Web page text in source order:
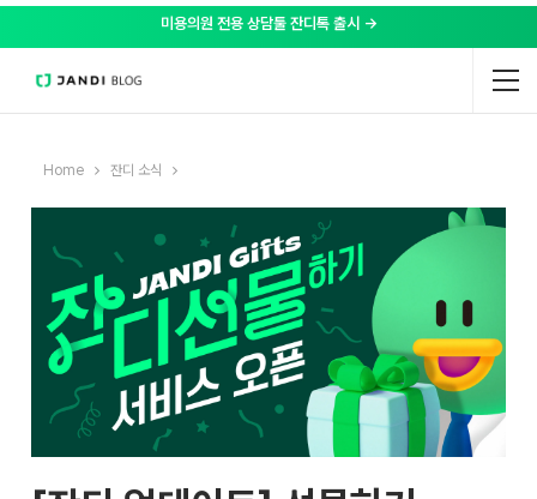
미용의원 전용 상담툴 잔디톡 출시 →
Home 잔디 소식